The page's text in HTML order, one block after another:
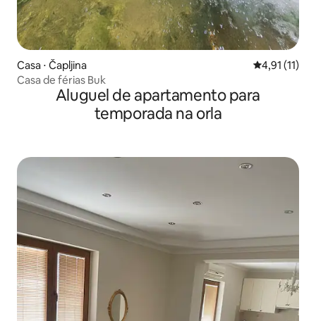
Casa ⋅ Čapljina 4,91 de uma
4,91 (11)
Casa de férias Buk
Aluguel de apartamento para
temporada na orla